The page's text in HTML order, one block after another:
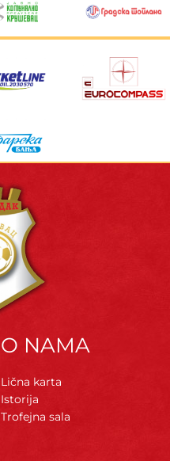
O NAMA
Lična karta
Istorija
Trofejna sala